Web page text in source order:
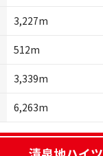
3,227m
512m
3,339m
6,263m